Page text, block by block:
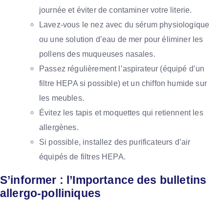
journée et éviter de contaminer votre literie.
Lavez-vous le nez avec du sérum physiologique
ou une solution d’eau de mer pour éliminer les
pollens des muqueuses nasales.
Passez régulièrement l’aspirateur (équipé d’un
filtre HEPA si possible) et un chiffon humide sur
les meubles.
Évitez les tapis et moquettes qui retiennent les
allergènes.
Si possible, installez des purificateurs d’air
équipés de filtres HEPA.
S’informer : l’Importance des bulletins
allergo-polliniques